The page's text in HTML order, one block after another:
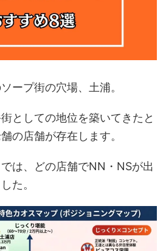
ープ街の穴場、土浦。
としての地位を築いてきたと
の店舗が存在します。
は、どの店舗でNN・NSが出
た。